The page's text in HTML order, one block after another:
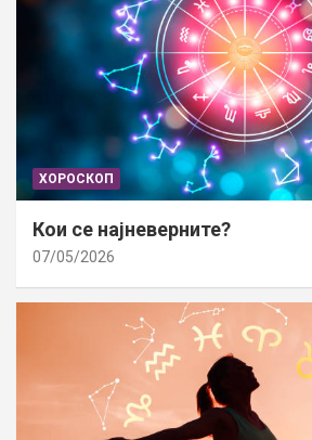
ХОРОСКОП
Кои се најневерните?
07/05/2026